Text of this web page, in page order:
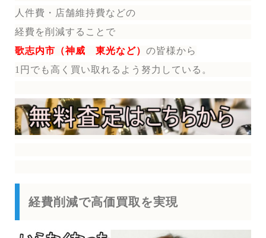
人件費・店舗維持費などの
経費を削減することで
歌志内市（神威 東光など） の皆様から
1円でも高く買い取れるよう努力している。
経費削減で高価買取を実現